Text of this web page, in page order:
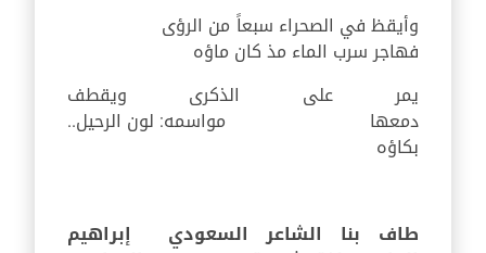
وأيقظ في الصحراء سبعاً من الرؤى
فهاجر سرب الماء مذ كان ماؤه
يمر على الذكرى ويقطف
دمعها مواسمه: لون الرحيل..
بكاؤه
طاف بنا الشاعر السعودي إبراهيم